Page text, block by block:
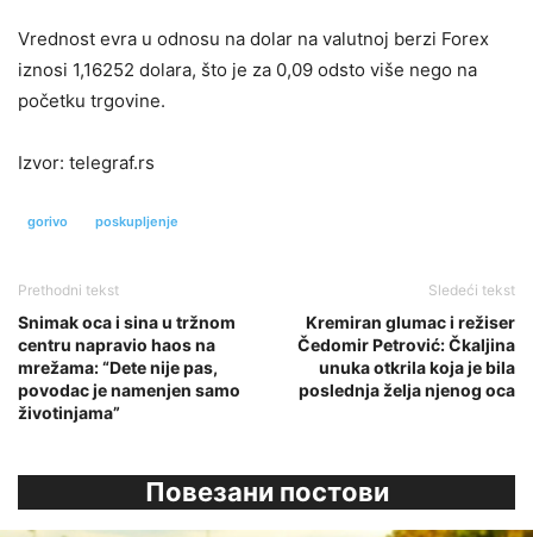
Vrednost evra u odnosu na dolar na valutnoj berzi Forex
iznosi 1,16252 dolara, što je za 0,09 odsto više nego na
početku trgovine.
Izvor: telegraf.rs
gorivo poskupljenje
Prethodni tekst
Snimak oca i sina u tržnom
centru napravio haos na
mrežama: “Dete nije pas,
povodac je namenjen samo
životinjama”
Sledeći tekst
Kremiran glumac i režiser
Čedomir Petrović: Čkaljina
unuka otkrila koja je bila
poslednja želja njenog oca
Повезани постови